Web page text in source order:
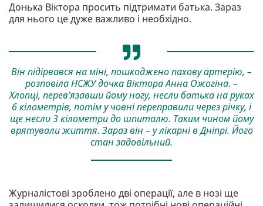
Донька Віктора просить підтримати батька. Зараз
для нього це дуже важливо і необхідно.
Він підірвався на міні, пошкоджено пахову артерію, –
розповіла НСЖУ дочка Віктора Анна Ожогіна. –
Хлопці, перев’язавши йому ногу, несли батька на руках
6 кілометрів, потім у човні переправили через річку, і
ще несли 3 кілометри до шпиталю. Таким чином йому
врятували життя. Зараз він – у лікарні в Дніпрі. Його
стан задовільний.
Журналістові зроблено дві операції, але в нозі ще